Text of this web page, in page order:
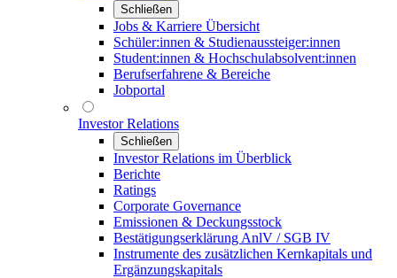
Schließen
Jobs & Karriere Übersicht
Schüler:innen & Studienaussteiger:innen
Student:innen & Hochschulabsolvent:innen
Berufserfahrene & Bereiche
Jobportal
Investor Relations
Schließen
Investor Relations im Überblick
Berichte
Ratings
Corporate Governance
Emissionen & Deckungsstock
Bestätigungserklärung AnlV / SGB IV
Instrumente des zusätzlichen Kernkapitals und
Ergänzungskapitals